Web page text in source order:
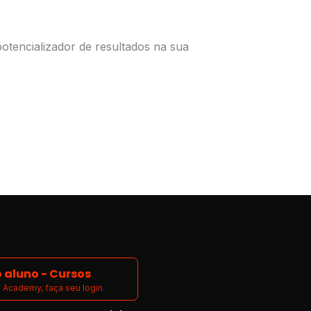
de resultados na sua
aluno - Cursos
Academy, faça seu login.